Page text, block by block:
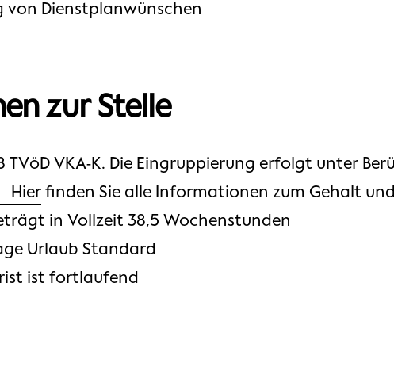
von Dienstplanwünschen
zur Stelle
TVöD VKA-K. Die Eingruppierung erfolgt unter
Hier finden Sie alle Informationen zum Gehalt
in Vollzeit 38,5 Wochenstunden
Urlaub Standard
ist fortlaufend